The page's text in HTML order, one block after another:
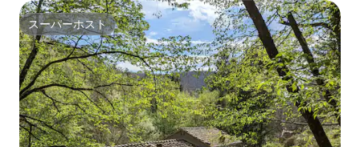
（3 ～4名用）とシャワーがあります。1階
には、ダイニングテーブルと暖炉とテレ
ビを備えたリビングルーム、大きなキッ
チン、ランドリールーム、バスルームが
あります。1階には、専用バスルームとジ
ャグジーを備えたマスターベッドルーム
と、バスルームとシャワーを備えたダブ
ルルームがあり、最上階にはマスターベ
ッドルームと、ソファベッドと引き出し
スーパーホスト
スーパーホスト